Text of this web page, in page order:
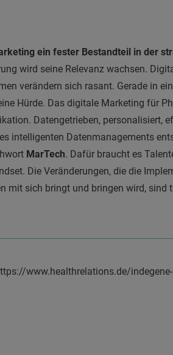
ein fester Bestandteil in der
wird seine Relevanz wachsen.
verändern sich rasant. Gerade in
Hürde. Das digitale Marketing für
Datengetrieben, personalisiert,
intelligenten Datenmanagements
MarTech. Dafür braucht es
Die Veränderungen, die die
mit sich bringt und bringen wird, sind
www.healthrelations.de/